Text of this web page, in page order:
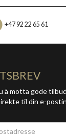
+47 92 22 65 61
å motta gode
til din e-